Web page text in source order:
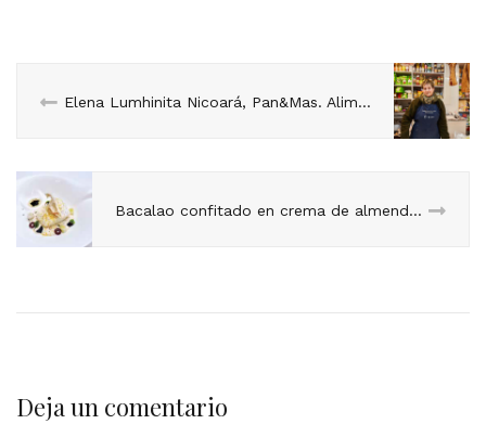
Elena Lumhinita Nicoará, Pan&Mas. Alimentación de Rumanía y España.
Bacalao confitado en crema de almendras.
Deja un comentario